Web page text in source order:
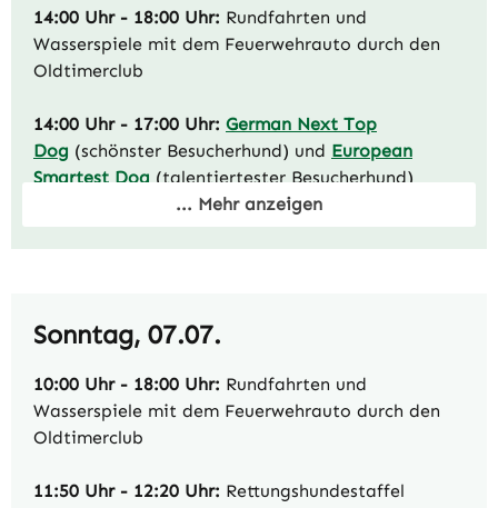
14:00 Uhr - 18:00 Uhr: Rundfahrten und
Wasserspiele mit dem Feuerwehrauto durch den
Oldtimerclub
14:00 Uhr - 17:00 Uhr: German Next Top
Dog (schönster Besucherhund) und European
Smartest Dog(talentiertester Besucherhund)
15:10 Uhr - 15:20 Uhr:Vorführung der
Kindertanzgruppe – Gruppe 2
15:50 Uhr - 16:00 Uhr: Vorführung der
Kindertanzgruppe – Gruppe 3
Ibbenbüren - Suchprogramm
... Mehr anzeigen
Sonntag, 07.07.
10:00 Uhr - 18:00 Uhr: Rundfahrten und
Wasserspiele mit dem Feuerwehrauto durch den
Oldtimerclub
11:50 Uhr - 12:20 Uhr: Rettungshundestaffel